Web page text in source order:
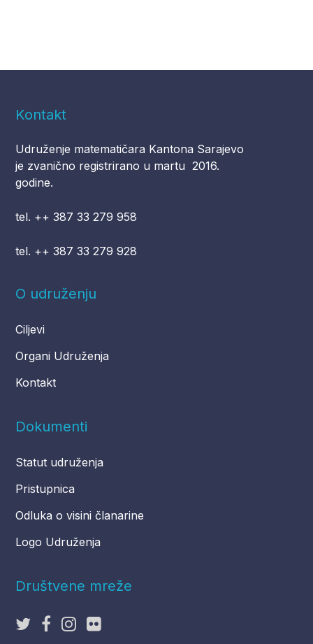
Kontakt
Udruženje matematičara Kantona Sarajevo
je zvanično registrirano u martu 2016.
godine.
tel. ++ 387 33 279 958
tel. ++ 387 33 279 928
O udruženju
Ciljevi
Organi Udruženja
Kontakt
Dokumenti
Statut udruženja
Pristupnica
Odluka o visini članarine
Logo Udruženja
Društvene mreže